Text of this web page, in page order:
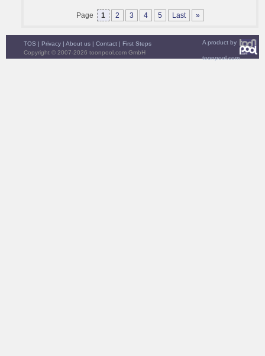
Page 1 2 3 4 5 Last »
A product by
toonpool.com
TOS | Privacy | About us | Contact | First Steps
Copyright © 2007-2026 toonpool.com GmbH